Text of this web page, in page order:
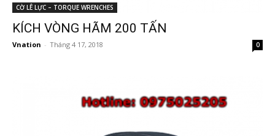
CỜ LÊ LỰC – TORQUE WRENCHES
KÍCH VÒNG HÃM 200 TẤN
Vnation - Tháng 4 17, 2018 0